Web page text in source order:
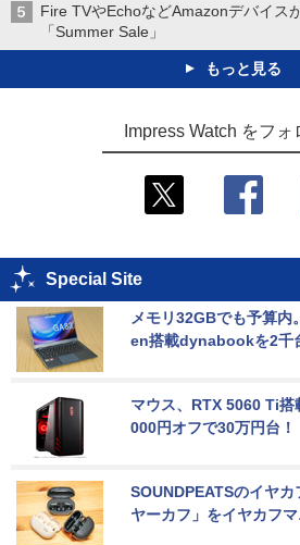
Fire TVやEchoなどAmazonデバイ
「Summer Sale」
もっと見る
Impress Watch をフォ
Special Site
メモリ32GBでも予算
en搭載dynabookを2千
マウス、RTX 5060 Ti搭
000円オフで30万円台！
SOUNDPEATSのイヤ
ヤーカフ」をイヤカフ